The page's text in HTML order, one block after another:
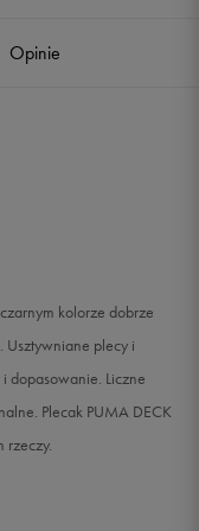
Opinie
kolorze dobrze
Usztywniane plecy i
dopasowanie. Liczne
Plecak PUMA DECK
rzeczy.